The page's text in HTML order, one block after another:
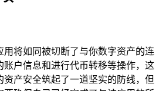
用将如同被切断了与你数字资产的连
账户信息和进行代币转移等操作，这
产安全筑起了一道坚实的防线，但